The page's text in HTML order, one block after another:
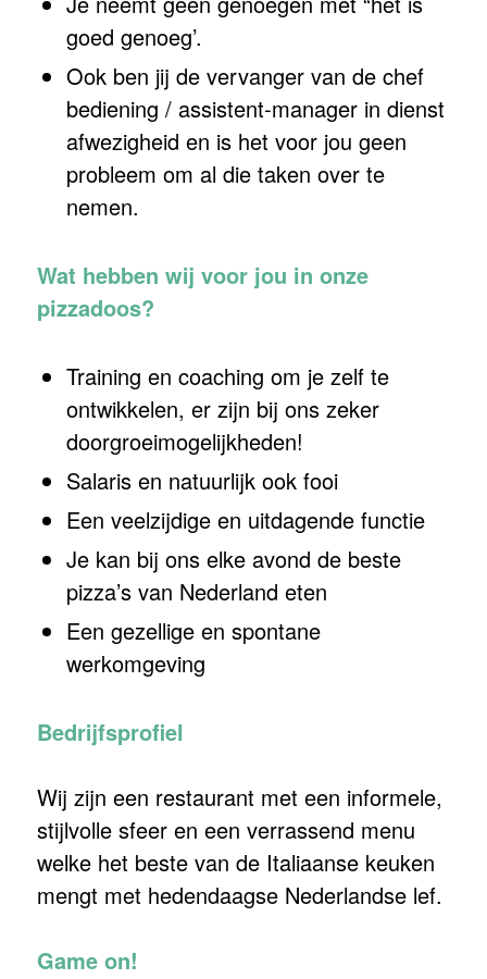
goed genoeg’.
Ook ben jij de vervanger van de chef
bediening / assistent-manager in dienst
afwezigheid en is het voor jou geen
probleem om al die taken over te
nemen.
Wat hebben wij voor jou in onze
pizzadoos?
Training en coaching om je zelf te
ontwikkelen, er zijn bij ons zeker
doorgroeimogelijkheden!
Salaris en natuurlijk ook fooi
Een veelzijdige en uitdagende functie
Je kan bij ons elke avond de beste
pizza’s van Nederland eten
Een gezellige en spontane
werkomgeving
Bedrijfsprofiel
Wij zijn een restaurant met een informele,
stijlvolle sfeer en een verrassend menu
welke het beste van de Italiaanse keuken
mengt met hedendaagse Nederlandse lef.
Game on!